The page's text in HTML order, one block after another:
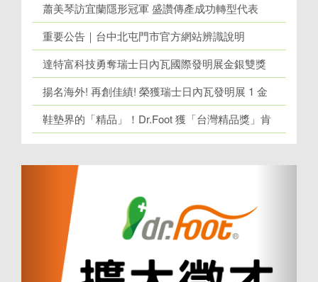
蕭美琴訪宜蘭隱形冠軍 盛讚傳產成功轉型代表
重要公告｜台中北屯門市官方網站辨識說明
達特富科技勇奪瑞士日內瓦國際發明展金銀雙獎
揚名海外! 再創佳績! 榮獲瑞士日內瓦發明展 1 金
牌、1 銀牌
鞋墊界的「精品」！Dr.Foot 獲「台灣精品獎」肯
定！